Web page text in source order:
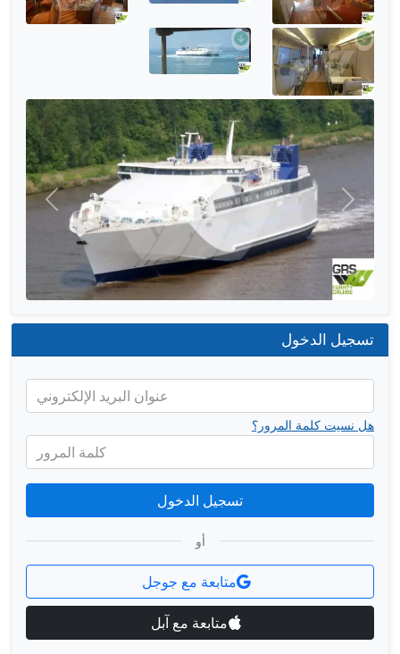
السابق التالي
تسجيل الدخول
عنوان البريد الإلكتروني
كلمة المرور
هل نسيت كلمة المرور؟
تسجيل الدخول
أو
متابعة مع جوجل
متابعة مع آبل